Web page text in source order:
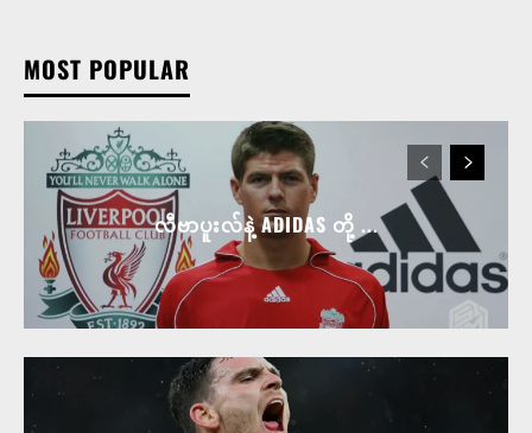
MOST POPULAR
လီဗာပူးလ်နဲ့ ADIDAS တို့ ...